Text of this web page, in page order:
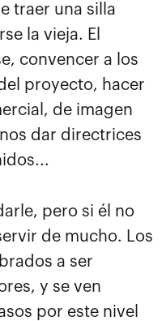
traer una silla
la vieja. El
convencer a los
proyecto, hacer
de imagen
dar directrices
pero si él no
de mucho. Los
a ser
y se ven
por este nivel